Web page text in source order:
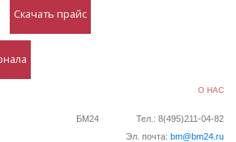
Скачать прайс
О НАС
БМ24
Тел.: 8(495)211-04-82
Эл. почта: bm@bm24.ru